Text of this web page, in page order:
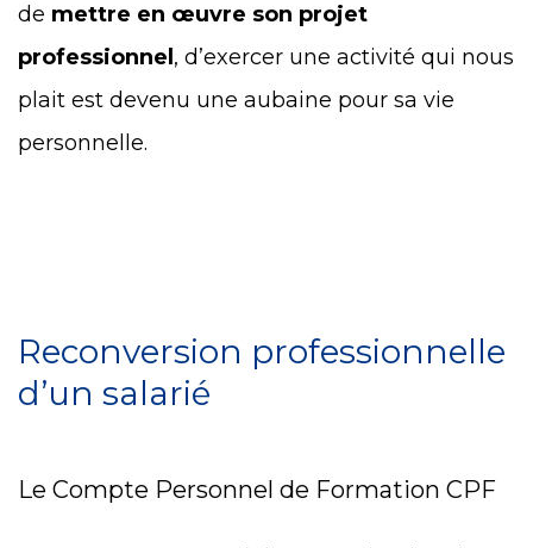
de mettre en œuvre son projet
professionnel , d’exercer une activité qui nous
plait est devenu une aubaine pour sa vie
personnelle.
Reconversion professionnelle
d’un salarié
Le Compte Personnel de Formation CPF